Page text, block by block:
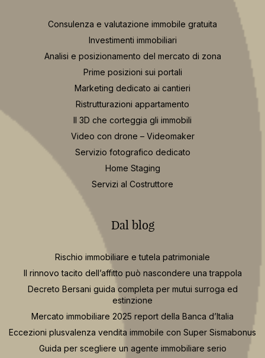
Consulenza e valutazione immobile gratuita
Investimenti immobiliari
Analisi e posizionamento del mercato di zona
Prime posizioni sui portali
Marketing dedicato ai cantieri
Ristrutturazioni appartamento
Il 3D che corteggia gli immobili
Video con drone – Videomaker
Servizio fotografico dedicato
Home Staging
Servizi al Costruttore
Dal blog
Rischio immobiliare e tutela patrimoniale
Il rinnovo tacito dell’affitto può nascondere una trappola
Decreto Bersani guida completa per mutui surroga ed
estinzione
Mercato immobiliare 2025 report della Banca d’Italia
Eccezioni plusvalenza vendita immobile con Super Sismabonus
Guida per scegliere un agente immobiliare serio